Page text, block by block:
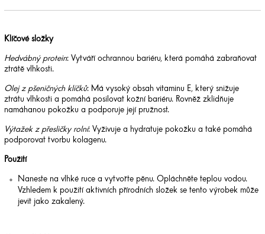
Klíčové složky
Hedvábný protein: Vytváří ochrannou bariéru, která pomáhá zabraňovat
ztrátě vlhkosti.
Olej z pšeničných klíčků: Má vysoký obsah vitaminu E, který snižuje
ztrátu vlhkosti a pomáhá posilovat kožní bariéru. Rovněž zklidňuje
namáhanou pokožku a podporuje její pružnost.
Výtažek z přesličky rolní: Vyživuje a hydratuje pokožku a také pomáhá
podporovat tvorbu kolagenu.
Použití
Naneste na vlhké ruce a vytvořte pěnu. Opláchněte teplou vodou.
Vzhledem k použití aktivních přírodních složek se tento výrobek může
jevit jako zakalený.